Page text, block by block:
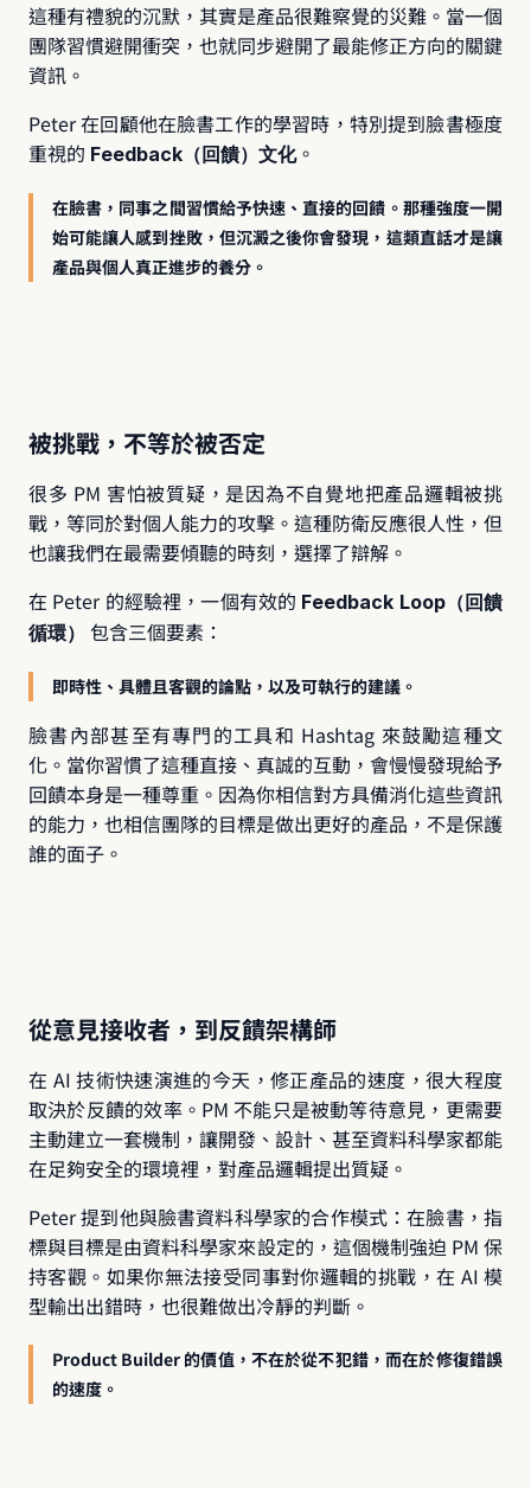
這種有禮貌的沉默，其實是產品很難察覺的災難。當一個
團隊習慣避開衝突，也就同步避開了最能修正方向的關鍵
資訊。
Peter 在回顧他在臉書工作的學習時，特別提到臉書極度
重視的 Feedback（回饋）文化。
在臉書，同事之間習慣給予快速、直接的回饋。那種強度一開
始可能讓人感到挫敗，但沉澱之後你會發現，這類直話才是讓
產品與個人真正進步的養分。
被挑戰，不等於被否定
很多 PM 害怕被質疑，是因為不自覺地把產品邏輯被挑
戰，等同於對個人能力的攻擊。這種防衛反應很人性，但
也讓我們在最需要傾聽的時刻，選擇了辯解。
在 Peter 的經驗裡，一個有效的 Feedback Loop（回饋
循環）
包含三個要素：
即時性、具體且客觀的論點，以及可執行的建議。
臉書內部甚至有專門的工具和 Hashtag 來鼓勵這種文
化。當你習慣了這種直接、真誠的互動，會慢慢發現給予
回饋本身是一種尊重。因為你相信對方具備消化這些資訊
的能力，也相信團隊的目標是做出更好的產品，不是保護
誰的面子。
從意見接收者，到反饋架構師
在 AI 技術快速演進的今天，修正產品的速度，很大程度
取決於反饋的效率。PM 不能只是被動等待意見，更需要
主動建立一套機制，讓開發、設計、甚至資料科學家都能
在足夠安全的環境裡，對產品邏輯提出質疑。
Peter 提到他與臉書資料科學家的合作模式：在臉書，指
標與目標是由資料科學家來設定的，這個機制強迫 PM 保
持客觀。如果你無法接受同事對你邏輯的挑戰，在 AI 模
型輸出出錯時，也很難做出冷靜的判斷。
Product Builder 的價值，不在於從不犯錯，而在於修復錯誤
的速度。